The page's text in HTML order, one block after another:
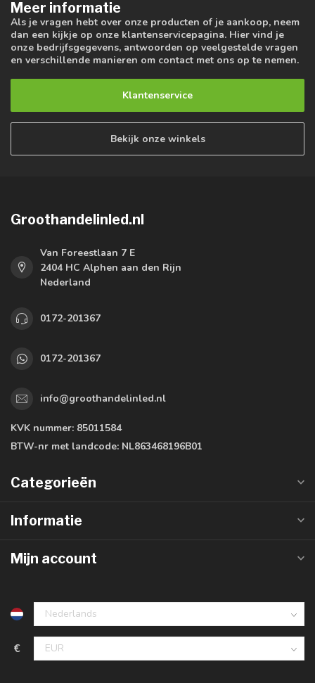
Meer informatie
Als je vragen hebt over onze producten of je aankoop, neem
dan een kijkje op onze klantenservicepagina. Hier vind je
onze bedrijfsgegevens, antwoorden op veelgestelde vragen
en verschillende manieren om contact met ons op te nemen.
Klantenservice
Bekijk onze winkels
Groothandelinled.nl
Van Foreestlaan 7 E
2404 HC Alphen aan den Rijn
Nederland
0172-201367
0172-201367
info@groothandelinled.nl
KVK nummer: 85011584
BTW-nr met landcode: NL863468196B01
Categorieën
Informatie
Mijn account
€